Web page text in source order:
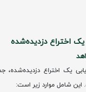
یک اختراع
شامل موارد زیر است: